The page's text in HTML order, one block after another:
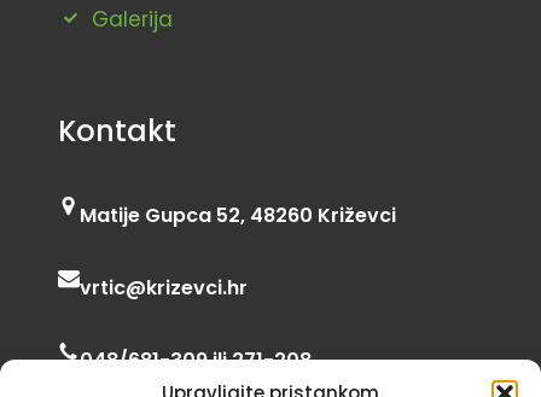
Galerija
Kontakt
Matije Gupca 52, 48260 Križevci
vrtic@krizevci.hr
048/681-309 ili 271-208